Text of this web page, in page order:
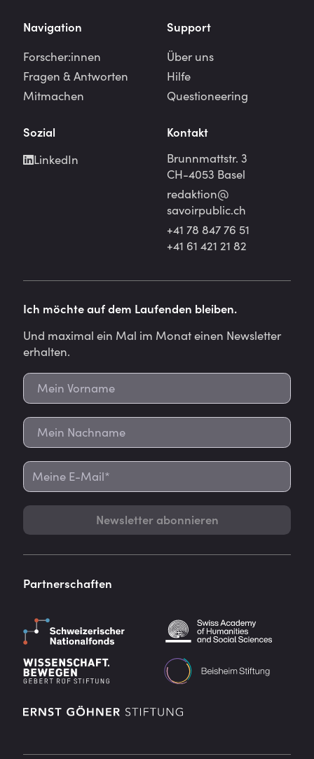
Navigation
Forscher:innen
Fragen & Antworten
Mitmachen
Support
Über uns
Hilfe
Questioneering
Sozial
LinkedIn
Kontakt
Brunnmattstr. 3
CH-4053 Basel
redaktion@
savoirpublic.ch
+41 78 847 76 51
+41 61 421 21 82
Ich möchte auf dem Laufenden bleiben.
Und maximal ein Mal im Monat einen Newsletter
erhalten.
Newsletter abonnieren
Partnerschaften